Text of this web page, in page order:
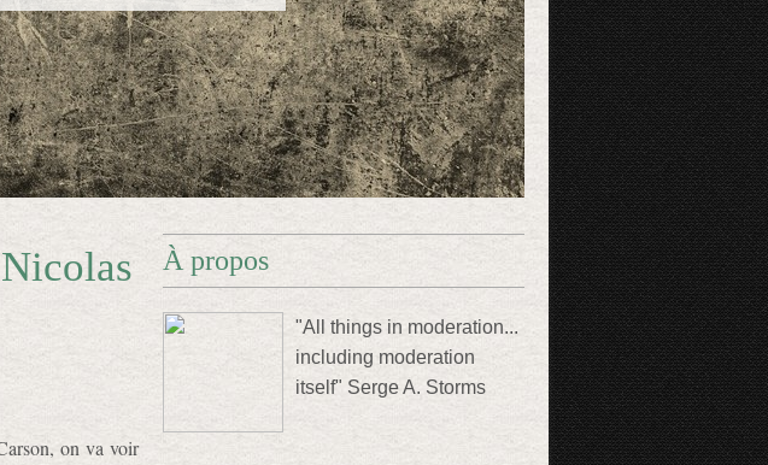
on va voir
À propos
"All things in moderation...
including moderation
itself" Serge A. Storms